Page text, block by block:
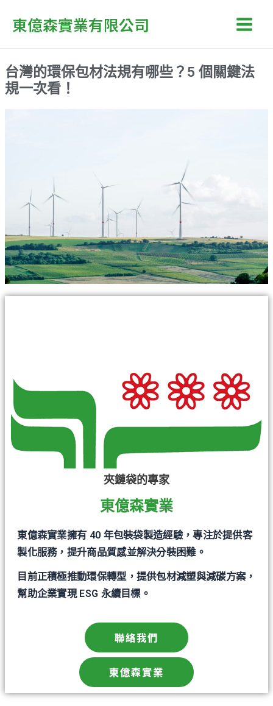
內
容
東億森實業有限公司
Main
台灣的環保包材法規有哪些？5 個關鍵法
規一次看！
夾鏈袋的專家
東億森實業
東億森實業擁有 40 年包裝袋製造經驗，專注於提供客
製化服務，提升商品質感並解決分裝困難。
目前正積極推動環保轉型，提供包材減塑與減碳方案，
幫助企業實現 ESG 永續目標。
聯絡我們
東億森實業